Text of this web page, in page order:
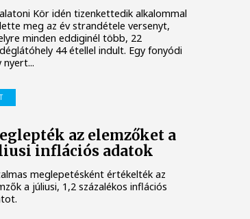
Kör idén tizenkettedik alkalommal
meg az év strandétele versenyt,
minden eddiginél több, 22
44 étellel indult. Egy fonyódi
nyert...
az elemzőket a
inflációs adatok
meglepetésként értékelték az
a júliusi, 1,2 százalékos inflációs